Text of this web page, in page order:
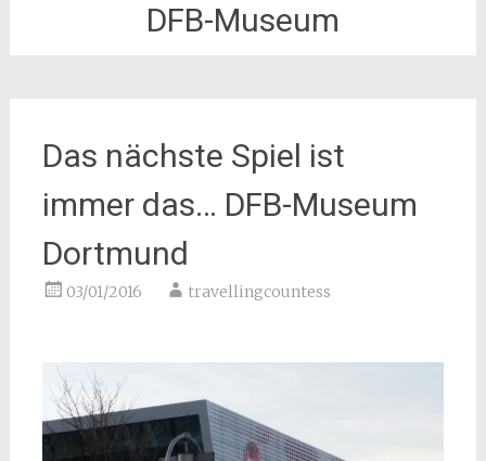
DFB-Museum
Das nächste Spiel ist
immer das… DFB-Museum
Dortmund
03/01/2016 travellingcountess